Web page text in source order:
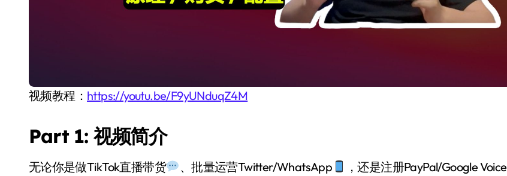
视频教程： https://youtu.be/F9yUNduqZ4M
Part 1: 视频简介
无论你是做TikTok直播带货 、批量运营Twitter/WhatsApp
，还是注册PayPal/Google Voice